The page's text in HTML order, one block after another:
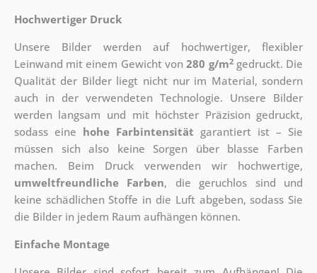
Hochwertiger Druck
Unsere Bilder werden auf hochwertiger, flexibler
Leinwand mit einem Gewicht von280 g/m2gedruckt. Die
Qualität der Bilder liegt nicht nur im Material, sondern
auch in der verwendeten Technologie. Unsere Bilder
werden langsam und mit höchster Präzision gedruckt,
sodass eine hohe Farbintensität garantiert ist – Sie
müssen sich also keine Sorgen über blasse Farben
machen. Beim Druck verwenden wir hochwertige,
umweltfreundliche Farben, die geruchlos sind und
keine schädlichen Stoffe in die Luft abgeben, sodass Sie
die Bilder in jedem Raum aufhängen können.
Einfache Montage